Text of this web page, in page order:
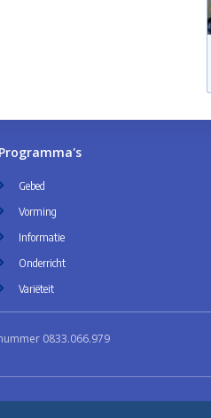
Programma's
Gebed
Vorming
Informatie
Onderricht
Variëteit
0833.066.979